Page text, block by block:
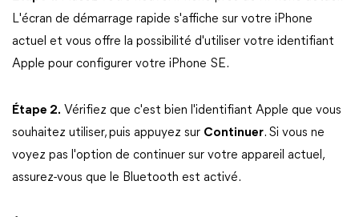
L'écran de démarrage rapide s'affiche sur votre iPhone
actuel et vous offre la possibilité d'utiliser votre identifiant
Apple pour configurer votre iPhone SE.
Étape 2. Vérifiez que c'est bien l'identifiant Apple que vous
souhaitez utiliser, puis appuyez sur Continuer. Si vous ne
voyez pas l'option de continuer sur votre appareil actuel,
assurez-vous que le Bluetooth est activé.